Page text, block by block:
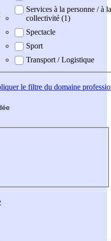
Services à la personne / à la
collectivité (1)
Spectacle
Sport
Transport / Logistique
le filtre du domaine